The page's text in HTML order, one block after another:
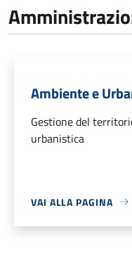
Ambiente e
Gestione del
urbanistica
VAI ALLA PAGINA